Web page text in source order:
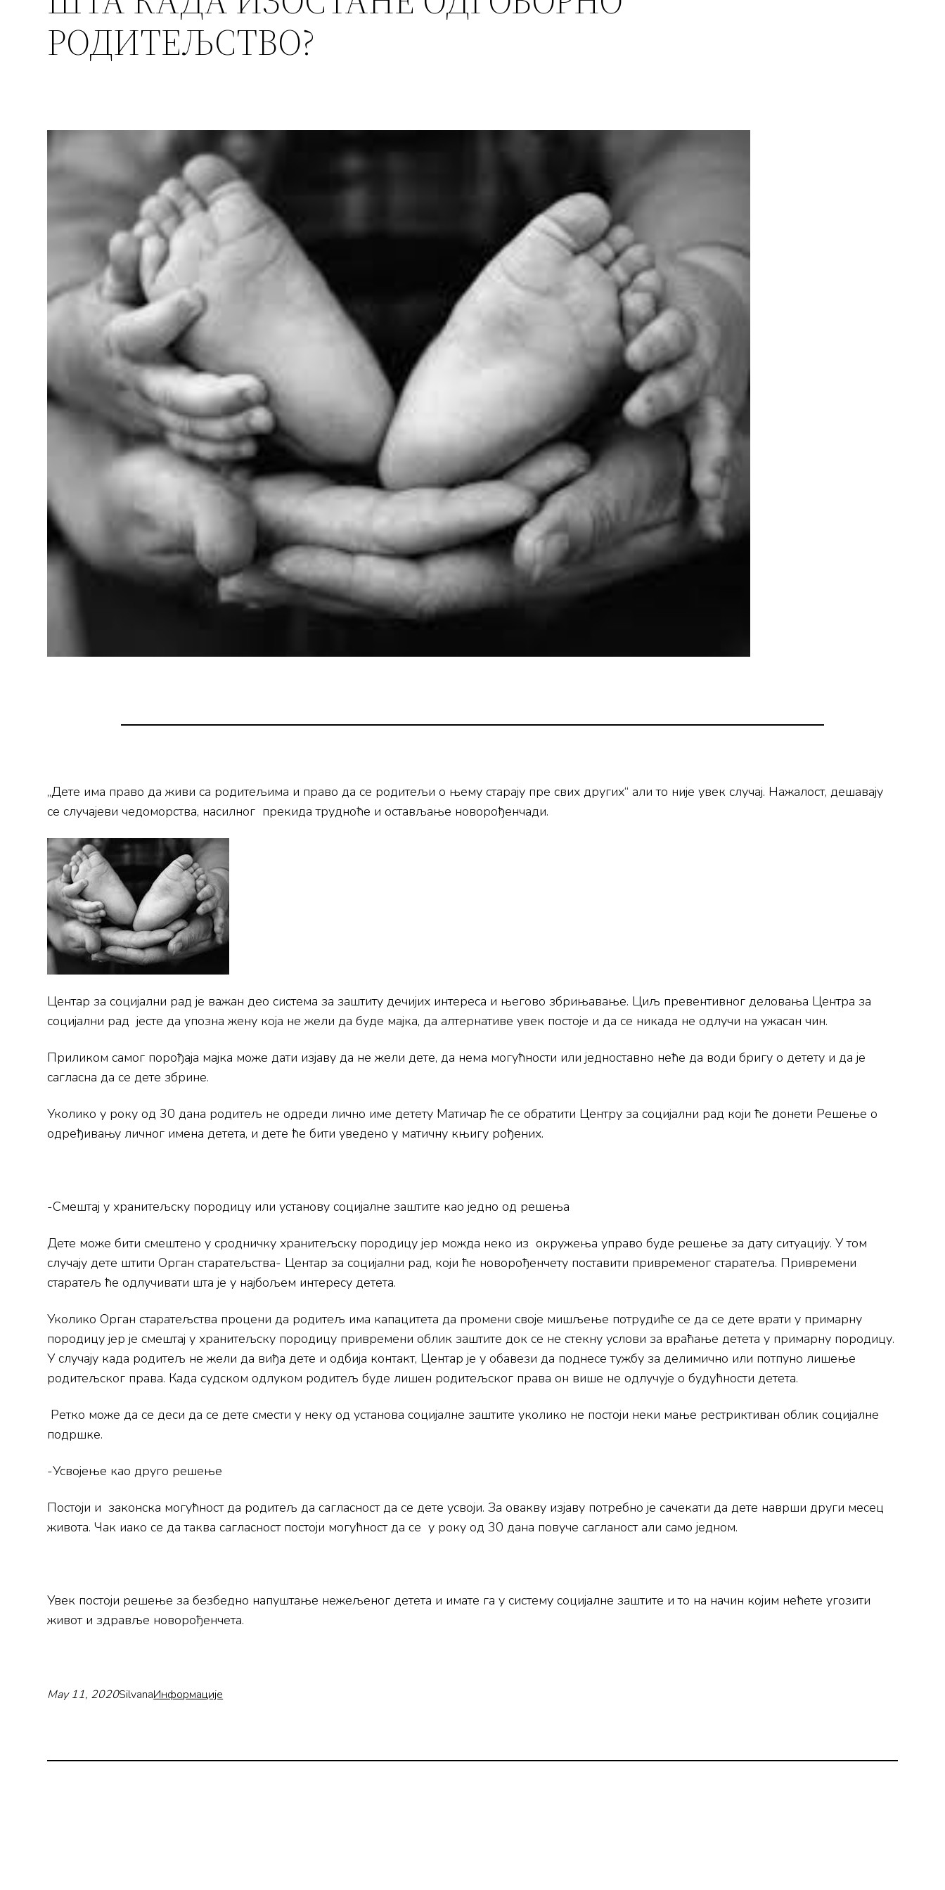
РОДИТЕЉСТВО?
„Дете има право да живи са родитељима и право да се родитељи о њему старају пре свих других“ али то није увек случај. Нажалост, дешавају
се случајеви чедоморства, насилног прекида трудноће и остављање новорођенчади.
Центар за социјални рад је важан део система за заштиту дечијих интереса и његово збрињавање. Циљ превентивног деловања Центра за
социјални рад јесте да упозна жену која не жели да буде мајка, да алтернативе увек постоје и да се никада не одлучи на ужасан чин.
Приликом самог порођаја мајка може дати изјаву да не жели дете, да нема могућности или једноставно неће да води бригу о детету и да је
сагласна да се дете збрине.
Уколико у року од 30 дана родитељ не одреди лично име детету Матичар ће се обратити Центру за социјални рад који ће донети Решење о
одређивању личног имена детета, и дете ће бити уведено у матичну књигу рођених.
-Смештај у хранитељску породицу или установу социјалне заштите као једно од решења
Дете може бити смештено у сродничку хранитељску породицу јер можда неко из окружења управо буде решење за дату ситуацију. У том
случају дете штити Орган старатељства- Центар за социјални рад, који ће новорођенчету поставити привременог старатеља. Привремени
старатељ ће одлучивати шта је у најбољем интересу детета.
Уколико Орган старатељства процени да родитељ има капацитета да промени своје мишљење потрудиће се да се дете врати у примарну
породицу јер је смештај у хранитељску породицу привремени облик заштите док се не стекну услови за враћање детета у примарну породицу.
У случају када родитељ не жели да виђа дете и одбија контакт, Центар је у обавези да поднесе тужбу за делимично или потпуно лишење
родитељског права. Када судском одлуком родитељ буде лишен родитељског права он више не одлучује о будућности детета.
Ретко може да се деси да се дете смести у неку од установа социјалне заштите уколико не постоји неки мање рестриктиван облик социјалне
подршке.
-Усвојење као друго решење
Постоји и законска могућност да родитељ да сагласност да се дете усвоји. За овакву изјаву потребно је сачекати да дете наврши други месец
живота. Чак иако се да таква сагласност постоји могућност да се у року од 30 дана повуче сагланост али само једном.
Увек постоји решење за безбедно напуштање нежељеног детета и имате га у систему социјалне заштите и то на начин којим нећете угозити
живот и здравље новорођенчета.
May 11, 2020SilvanaИнформације